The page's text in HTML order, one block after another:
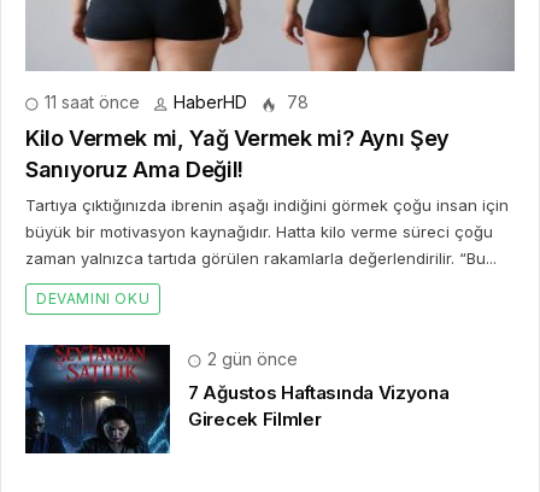
11 saat önce HaberHD 78
Kilo Vermek mi, Yağ Vermek mi? Aynı Şey
Sanıyoruz Ama Değil!
Tartıya çıktığınızda ibrenin aşağı indiğini görmek çoğu insan için
büyük bir motivasyon kaynağıdır. Hatta kilo verme süreci çoğu
zaman yalnızca tartıda görülen rakamlarla değerlendirilir. “Bu...
DEVAMINI OKU
2 gün önce
7 Ağustos Haftasında Vizyona
Girecek Filmler